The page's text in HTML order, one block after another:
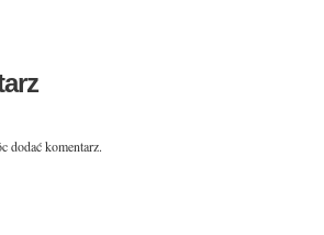
dodać komentarz.